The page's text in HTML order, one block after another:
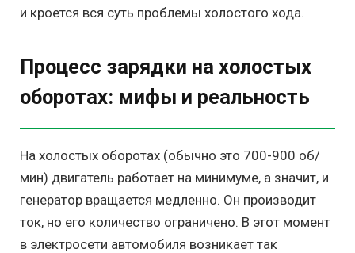
и кроется вся суть проблемы холостого хода.
Процесс зарядки на холостых
оборотах: мифы и реальность
На холостых оборотах (обычно это 700-900 об/
мин) двигатель работает на минимуме, а значит, и
генератор вращается медленно. Он производит
ток, но его количество ограничено. В этот момент
в электросети автомобиля возникает так